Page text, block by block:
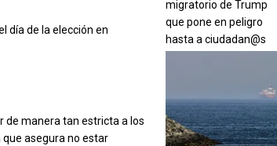
día de la elección en
de manera tan estricta a los
asegura no estar